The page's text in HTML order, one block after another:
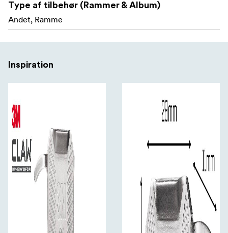
Type af tilbehør (Rammer & Album)
Andet, Ramme
Inspiration